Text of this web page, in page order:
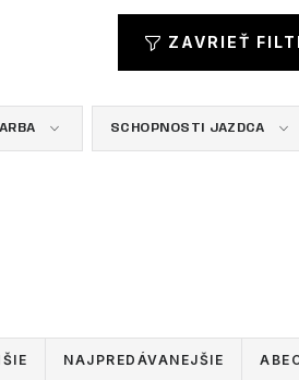
ZAVRIEŤ
SCHOPNOSTI JAZDCA
NAJPREDÁVANEJŠIE